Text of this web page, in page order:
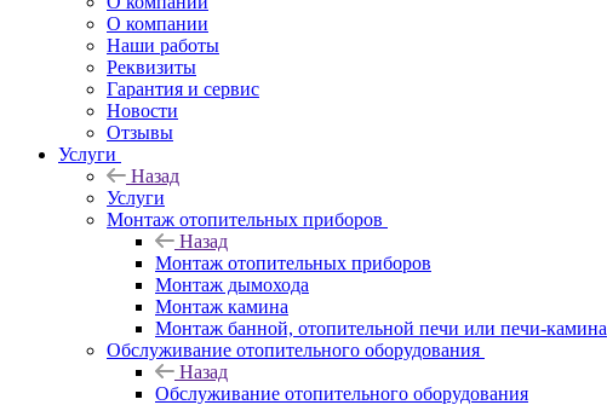
О компании
Наши работы
Реквизиты
Гарантия и сервис
Новости
Отзывы
Услуги
Назад
Услуги
Монтаж отопительных приборов
Назад
Монтаж отопительных приборов
Монтаж дымохода
Монтаж камина
Монтаж банной, отопительной печи или печи-камина
Обслуживание отопительного оборудования
Назад
Обслуживание отопительного оборудования